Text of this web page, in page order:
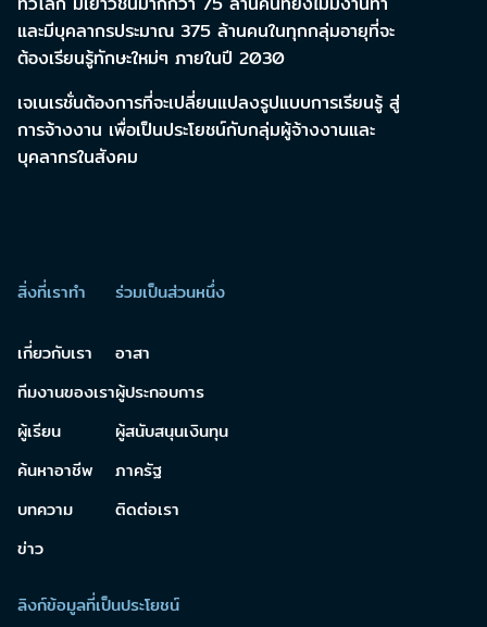
และมีบุคลากรประมาณ 375 ล้านคนในทุกกลุ่มอายุที่จะ
ต้องเรียนรู้ทักษะใหม่ๆ ภายในปี 2030
เจเนเรชั่นต้องการที่จะเปลี่ยนแปลงรูปแบบการเรียนรู้ สู่
การจ้างงาน เพื่อเป็นประโยชน์กับกลุ่มผู้จ้างงานและ
บุคลากรในสังคม
สิ่งที่เราทำ
เกี่ยวกับเรา
ทีมงานของเรา
ผู้เรียน
ค้นหาอาชีพ
บทความ
ข่าว
ร่วมเป็นส่วนหนึ่ง
อาสา
ผู้ประกอบการ
ผู้สนับสนุนเงินทุน
ภาครัฐ
ติดต่อเรา
ลิงก์ข้อมูลที่เป็นประโยชน์